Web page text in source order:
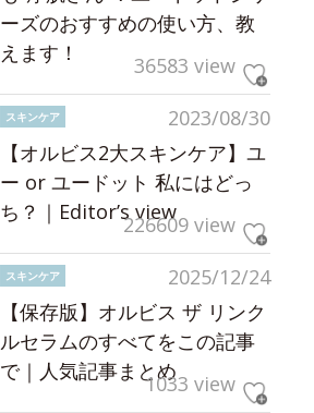
ーズのおすすめの使い方、教
えます！
36583 view
2023/08/30
スキンケア
【オルビス2大スキンケア】ユ
ー or ユードット 私にはどっ
ち？｜Editor’s view226609 view
2025/12/24
スキンケア
【保存版】オルビス ザ リンク
ルセラムのすべてをこの記事
で｜人気記事まとめ1033 view